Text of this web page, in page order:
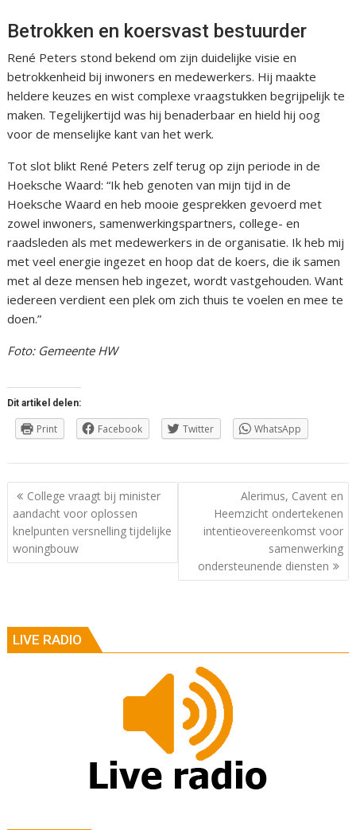
Betrokken en koersvast bestuurder
René Peters stond bekend om zijn duidelijke visie en
betrokkenheid bij inwoners en medewerkers. Hij maakte
heldere keuzes en wist complexe vraagstukken begrijpelijk te
maken. Tegelijkertijd was hij benaderbaar en hield hij oog
voor de menselijke kant van het werk.
Tot slot blikt René Peters zelf terug op zijn periode in de
Hoeksche Waard: “Ik heb genoten van mijn tijd in de
Hoeksche Waard en heb mooie gesprekken gevoerd met
zowel inwoners, samenwerkingspartners, college- en
raadsleden als met medewerkers in de organisatie. Ik heb mij
met veel energie ingezet en hoop dat de koers, die ik samen
met al deze mensen heb ingezet, wordt vastgehouden. Want
iedereen verdient een plek om zich thuis te voelen en mee te
doen.”
Foto: Gemeente HW
Dit artikel delen:
Print Facebook Twitter WhatsApp
Berichtnavigatie
College vraagt bij minister
aandacht voor oplossen
knelpunten versnelling tijdelijke
woningbouw
Alerimus, Cavent en
Heemzicht ondertekenen
intentieovereenkomst voor
samenwerking
ondersteunende diensten
LIVE RADIO